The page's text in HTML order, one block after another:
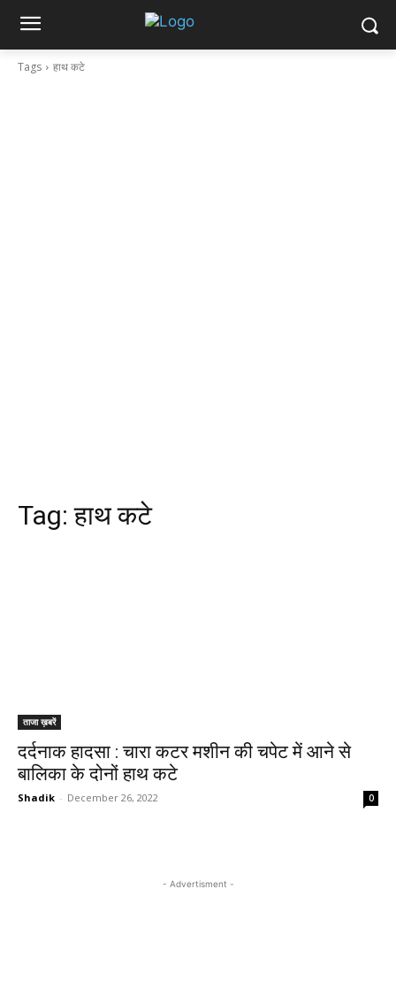
Tags हाथ कटे
Tag:हाथ कटे
ताजा ख़बरें
दर्दनाक हादसा : चारा कटर मशीन की चपेट में आने से
बालिका के दोनों हाथ कटे
Shadik - December 26, 2022 0
- Advertisment -